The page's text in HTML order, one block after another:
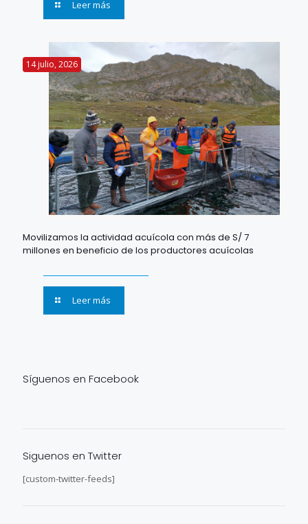
Leer más
14 julio, 2026
Movilizamos la actividad acuícola con más de S/ 7
millones en beneficio de los productores acuícolas
Leer más
Síguenos en Facebook
Siguenos en Twitter
[custom-twitter-feeds]